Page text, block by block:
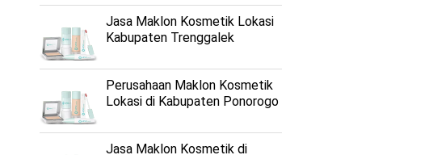
Jasa Maklon Kosmetik Lokasi
Kabupaten Trenggalek
Perusahaan Maklon Kosmetik
Lokasi di Kabupaten Ponorogo
Jasa Maklon Kosmetik di